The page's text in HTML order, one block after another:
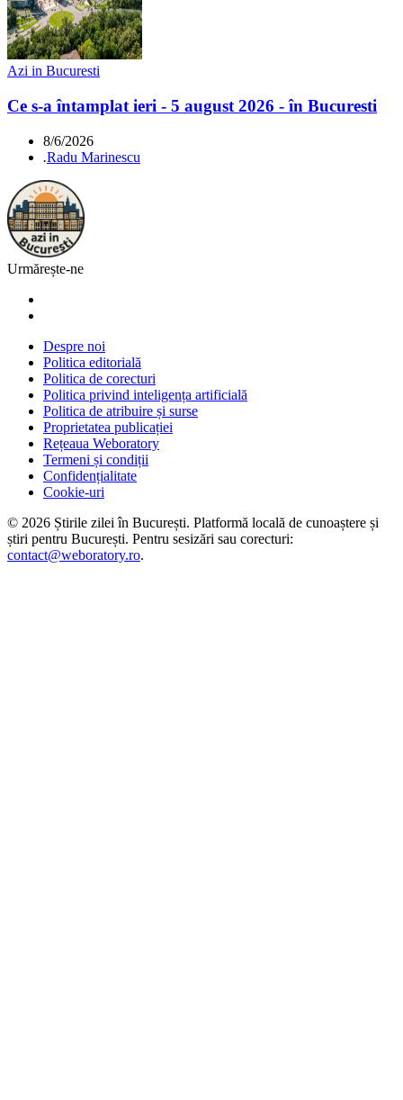
Azi in Bucuresti
Ce s-a întamplat ieri - 5 august 2026 - în Bucuresti
8/6/2026
.Radu Marinescu
Urmărește-ne
Despre noi
Politica editorială
Politica de corecturi
Politica privind inteligența artificială
Politica de atribuire și surse
Proprietatea publicației
Rețeaua Weboratory
Termeni și condiții
Confidențialitate
Cookie-uri
© 2026 Știrile zilei în București. Platformă locală de cunoaștere și
știri pentru București. Pentru sesizări sau corecturi:
contact@weboratory.ro.